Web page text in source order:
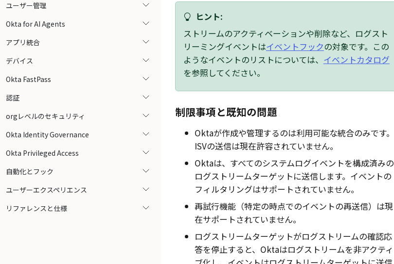
ユーザー管理
Okta for AI Agents
アプリ統合
デバイス
Okta FastPass
認証
orgレベルのセキュリティ
Okta Identity Governance
Okta Privileged Access
自動化とフック
ユーザーエクスペリエンス
リファレンスと仕様
ヒント:
ストリームのアクティベーションや削除など、ログスト
リーミングイベントはイベントフックの対象です。この
ようなイベントのリストについては、 イベントカタログ
を参照してください。
制限事項と既知の問題
Oktaが作成や管理するのは利用可能な統合のみです。
ISVの送信は現在許容されていません。
Oktaは、すべてのシステムログイベントを構成済みの
ログストリームターゲットに送信します。イベントの
フィルタリングはサポートされていません。
再試行機能（特定の時点でのイベントの再送信）は現
在サポートされていません。
ログストリームターゲットがログストリームの確認応
答を停止すると、 Oktaはログストリームを非アクティ